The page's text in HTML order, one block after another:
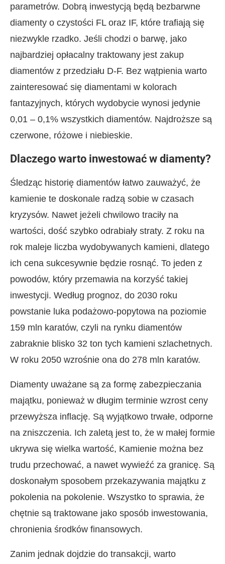
parametrów. Dobrą inwestycją będą bezbarwne
diamenty o czystości FL oraz IF, które trafiają się
niezwykle rzadko. Jeśli chodzi o barwę, jako
najbardziej opłacalny traktowany jest zakup
diamentów z przedziału D-F. Bez wątpienia warto
zainteresować się diamentami w kolorach
fantazyjnych, których wydobycie wynosi jedynie
0,01 – 0,1% wszystkich diamentów. Najdroższe są
czerwone, różowe i niebieskie.
Dlaczego warto inwestować w diamenty?
Śledząc historię diamentów łatwo zauważyć, że
kamienie te doskonale radzą sobie w czasach
kryzysów. Nawet jeżeli chwilowo traciły na
wartości, dość szybko odrabiały straty. Z roku na
rok maleje liczba wydobywanych kamieni, dlatego
ich cena sukcesywnie będzie rosnąć. To jeden z
powodów, który przemawia na korzyść takiej
inwestycji. Według prognoz, do 2030 roku
powstanie luka podażowo-popytowa na poziomie
159 mln karatów, czyli na rynku diamentów
zabraknie blisko 32 ton tych kamieni szlachetnych.
W roku 2050 wzrośnie ona do 278 mln karatów.
Diamenty uważane są za formę zabezpieczania
majątku, ponieważ w długim terminie wzrost ceny
przewyższa inflację. Są wyjątkowo trwałe, odporne
na zniszczenia. Ich zaletą jest to, że w małej formie
ukrywa się wielka wartość, Kamienie można bez
trudu przechować, a nawet wywieźć za granicę. Są
doskonałym sposobem przekazywania majątku z
pokolenia na pokolenie. Wszystko to sprawia, że
chętnie są traktowane jako sposób inwestowania,
chronienia środków finansowych.
Zanim jednak dojdzie do transakcji, warto